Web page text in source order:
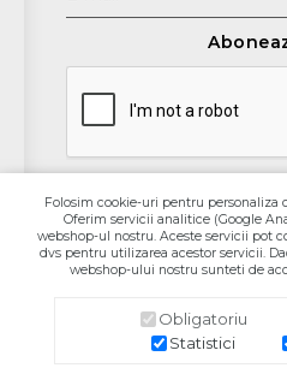
Contact
Contul Meu
Folosim cookie-uri pentru
Oferim servicii analitice (Google
webshop-ul nostru. Aceste servicii pot
dvs pentru utilizarea acestor servicii.
webshop-ului nostru sunteti de
Obligatoriu
Statistici